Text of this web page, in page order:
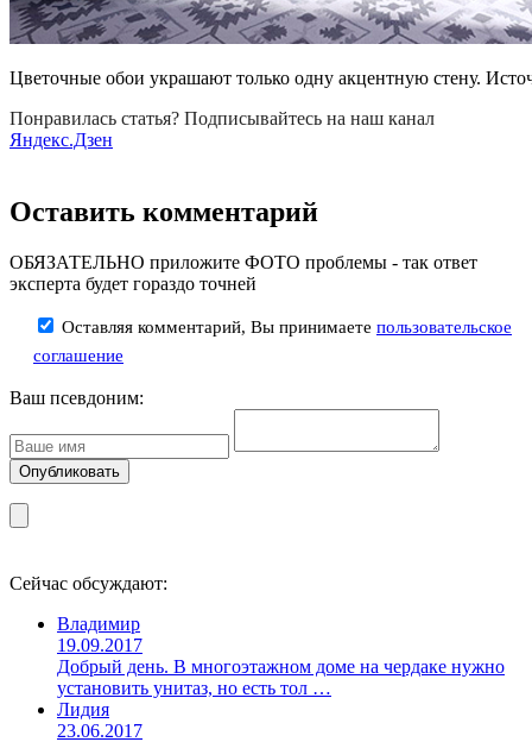
Цветочные обои украшают только одну акцентную стену.
Понравилась статья? Подписывайтесь на наш канал
Яндекс.Дзен
Оставить комментарий
ОБЯЗАТЕЛЬНО приложите ФОТО проблемы - так ответ
эксперта будет гораздо точней
Оставляя комментарий, Вы принимаете пользовательское
соглашение
Ваш псевдоним:
Сейчас обсуждают:
Владимир
19.09.2017
Добрый день. В многоэтажном доме на чердаке нужно
установить унитаз, но есть тол …
Лидия
23.06.2017